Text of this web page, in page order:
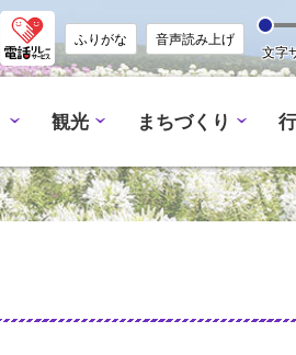
ふりがな
音声読み上げ
文字
観光 まちづくり